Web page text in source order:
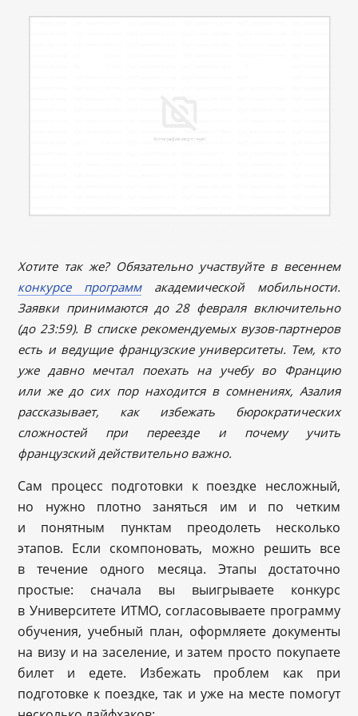
Хотите так же? Обязательно участвуйте в весеннем
конкурсе программакадемической мобильности.
Заявки принимаются до 28 февраля включительно
(до 23:59). В списке рекомендуемых вузов-партнеров
есть и ведущие французские университеты. Тем, кто
уже давно мечтал поехать на учебу во Францию
или же до сих пор находится в сомнениях, Азалия
рассказывает, как избежать бюрократических
сложностей при переезде и почему учить
французский действительно важно.
Сам процесс подготовки к поездке несложный,
но нужно плотно заняться им и по четким
и понятным пунктам преодолеть несколько
этапов. Если скомпоновать, можно решить все
в течение одного месяца. Этапы достаточно
простые: сначала вы выигрываете конкурс
в Университете ИТМО, согласовываете программу
обучения, учебный план, оформляете документы
на визу и на заселение, и затем просто покупаете
билет и едете. Избежать проблем как при
подготовке к поездке, так и уже на месте помогут